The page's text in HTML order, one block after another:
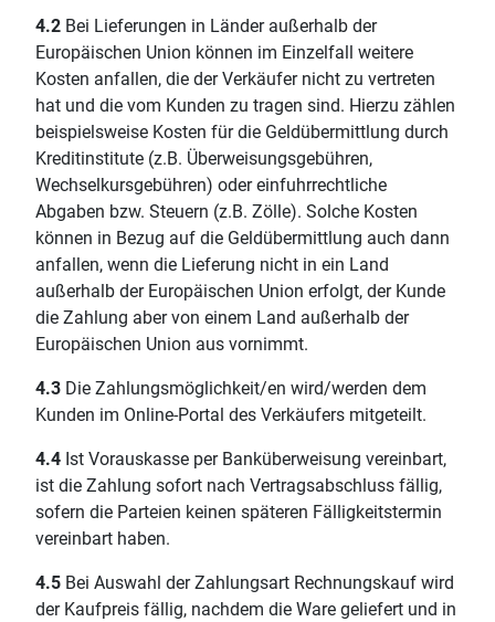
4.2 Bei Lieferungen in Länder außerhalb der
Europäischen Union können im Einzelfall weitere
Kosten anfallen, die der Verkäufer nicht zu vertreten
hat und die vom Kunden zu tragen sind. Hierzu zählen
beispielsweise Kosten für die Geldübermittlung durch
Kreditinstitute (z.B. Überweisungsgebühren,
Wechselkursgebühren) oder einfuhrrechtliche
Abgaben bzw. Steuern (z.B. Zölle). Solche Kosten
können in Bezug auf die Geldübermittlung auch dann
anfallen, wenn die Lieferung nicht in ein Land
außerhalb der Europäischen Union erfolgt, der Kunde
die Zahlung aber von einem Land außerhalb der
Europäischen Union aus vornimmt.
4.3 Die Zahlungsmöglichkeit/en wird/werden dem
Kunden im Online-Portal des Verkäufers mitgeteilt.
4.4 Ist Vorauskasse per Banküberweisung vereinbart,
ist die Zahlung sofort nach Vertragsabschluss fällig,
sofern die Parteien keinen späteren Fälligkeitstermin
vereinbart haben.
4.5 Bei Auswahl der Zahlungsart Rechnungskauf wird
der Kaufpreis fällig, nachdem die Ware geliefert und in